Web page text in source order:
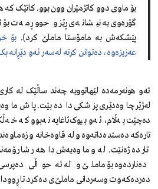
بۆ ماوی دوو کاتژمێران وون بوو. کاتێک
گۆرەوی بە نیشانەی ڕێز و حووڕمەت بۆ
پێشکەش بە مامۆستا ماملێ کرد). بۆ
عەزیزەوە، دەتوانن کرتە لەسەر ئەو دێڕانە
ئەو هونەرمەدە لێهاتوویە چەند ساڵێک لە
لەژێر چاوەدێری پزشکی دا دەبێت. پاش
دەچێت بەڵام، ئەو بیوک‌ئاغایە نەبوو کە
تارەکە دەستدەداتەوە و لە قاوەخانە و
تار دەژەنێت. لەو ماوەیەش دا هەر
دەناردەوە بۆ ماملێ و لە ئەحواڵی
دەردەکەوت وسەردانی ماملێ‌ی دەکرد تا